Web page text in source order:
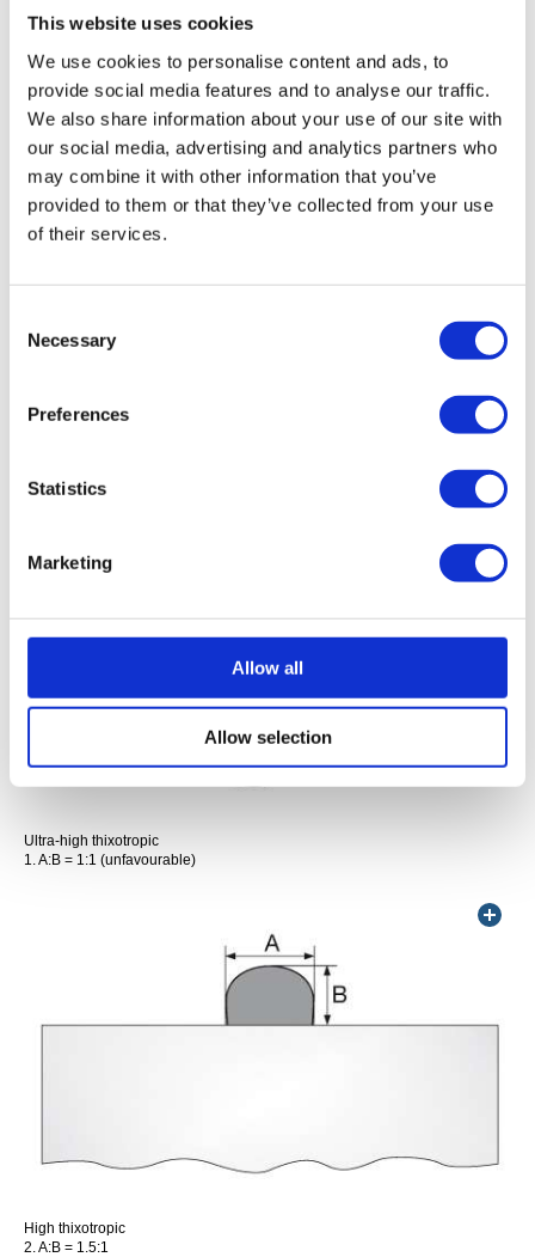
This website uses cookies
We use cookies to personalise content and ads, to
provide social media features and to analyse our traffic.
We also share information about your use of our site with
our social media, advertising and analytics partners who
may combine it with other information that you’ve
provided to them or that they’ve collected from your use
of their services.
Selection
Necessary
Preferences
Statistics
Marketing
Allow all
Allow selection
B Avoid recessed notch cross-sections if possible
e.g.: W=3 / D=3(special nozzles, production losses)
Seal application on even surfaces
Ultra-high thixotropic
1.A:B = 1:1 (unfavourable)
High thixotropic
2. A:B = 1.5:1